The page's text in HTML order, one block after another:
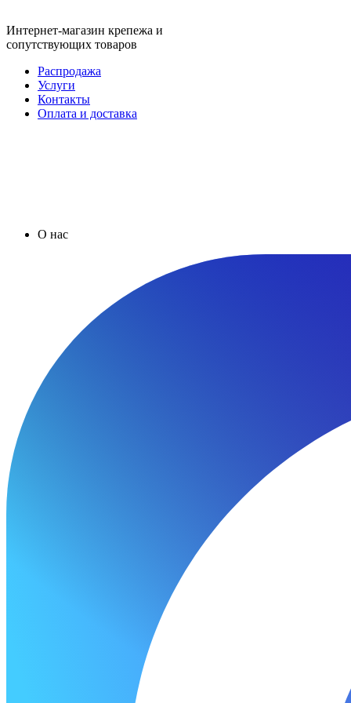
Интернет-магазин крепежа и
сопутствующих товаров
Распродажа
Услуги
Контакты
Оплата и доставка
О нас